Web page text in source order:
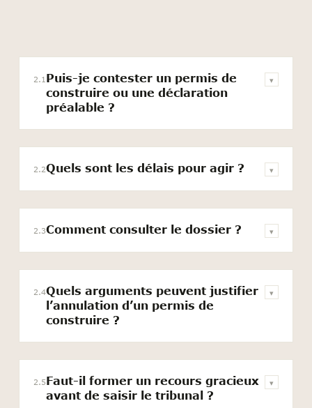
2.1 Puis-je contester un permis de
construire ou une déclaration
préalable ?
▾
2.2Quels sont les délais pour agir ? ▾
2.3Comment consulter le dossier ? ▾
2.4Quels arguments peuvent justifier
l’annulation d’un permis de
construire ?
▾
2.5Faut-il former un recours gracieux
avant de saisir le tribunal ?
▾